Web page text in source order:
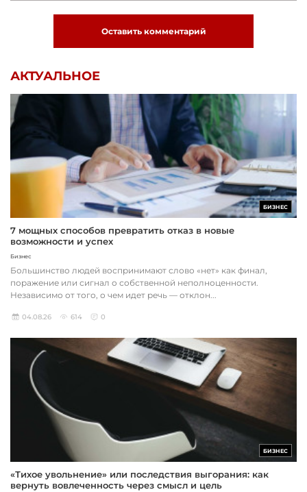
Оставить комментарий
АКТУАЛЬНОЕ
БИЗНЕС
7 мощных способов превратить отказ в новые
возможности и успех
Бизнес
Большинство людей воспринимают слово «нет» как финал,
поражение или сигнал о собственной неполноценности.
Независимо от того, о чем идет речь — отклон...
04.08.26 614 0
БИЗНЕС
«Тихое увольнение» или последствия выгорания: как
вернуть вовлеченность через смысл и цель